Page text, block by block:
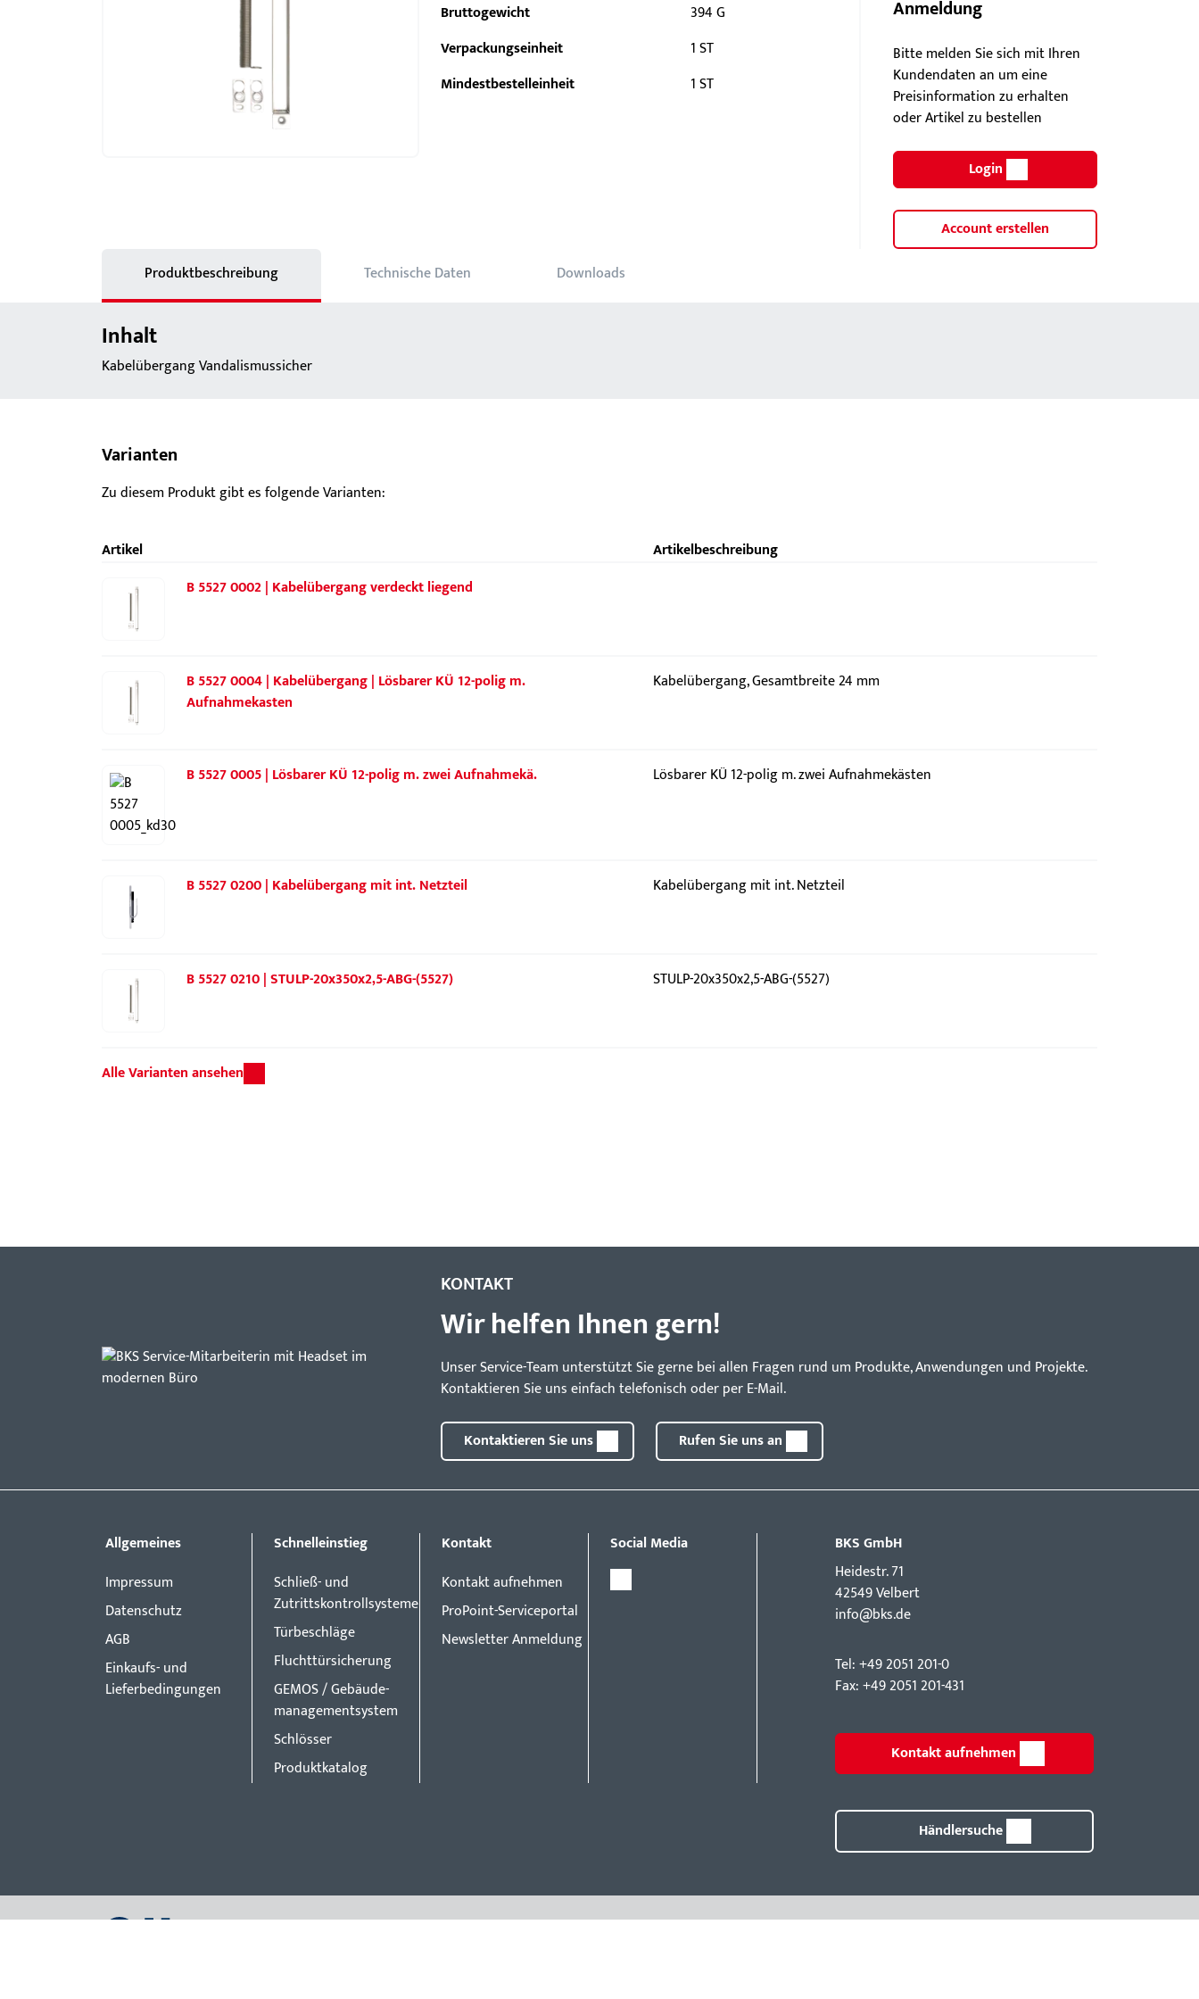
BKS MasterKeySystem
Bruttogewicht
394 G
Verpackungseinheit
1 ST
Mindestbestelleinheit
1 ST
Anmeldung
Bitte melden Sie sich mit Ihren
Kundendaten an um eine
Preisinformation zu erhalten
oder Artikel zu bestellen
Login
Account erstellen
Produktbeschreibung
Technische Daten Downloads
Inhalt
Kabelübergang Vandalismussicher
Varianten
Zu diesem Produkt gibt es folgende Varianten:
Artikel
Artikelbeschreibung
B 5527 0002 | Kabelübergang verdeckt liegend
B 5527 0004 | Kabelübergang | Lösbarer KÜ 12-polig m.
Aufnahmekasten
Kabelübergang, Gesamtbreite 24 mm
B 5527 0005 | Lösbarer KÜ 12-polig m. zwei Aufnahmekä. Lösbarer KÜ 12-polig m. zwei Aufnahmekästen
B 5527 0200 | Kabelübergang mit int. Netzteil Kabelübergang mit int. Netzteil
B 5527 0210 | STULP-20x350x2,5-ABG-(5527) STULP-20x350x2,5-ABG-(5527)
Alle Varianten ansehen
KONTAKT
Wir helfen Ihnen gern!
Unser Service-Team unterstützt Sie gerne bei allen Fragen rund um Produkte, Anwendungen und Projekte.
Kontaktieren Sie uns einfach telefonisch oder per E-Mail.
Kontaktieren Sie uns Rufen Sie uns an
Allgemeines
Impressum
Datenschutz
AGB
Einkaufs- und
Lieferbedingungen
Schnelleinstieg
Schließ- und
Zutrittskontrollsysteme
Türbeschläge
Fluchttürsicherung
GEMOS / Gebäude-
managementsystem
Schlösser
Produktkatalog
Kontakt
Kontakt aufnehmen
ProPoint-Serviceportal
Newsletter Anmeldung
Social Media
BKS GmbH
Hei­destr. 71
42549 Velbert
info@bks.de
Tel: +49 2051 201-0
Fax: +49 2051 201-431
Kontakt aufnehmen
Händlersuche